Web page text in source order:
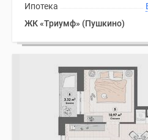
Ипотека
ЖК «Триумф» (Пушкино)